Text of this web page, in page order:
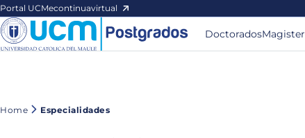
Portal UCMecontinuavirtual
DoctoradosMagister
Home Especialidades